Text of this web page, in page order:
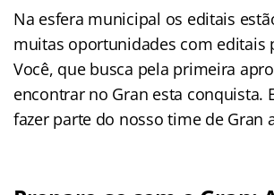
Na esfera municipal os editais
muitas oportunidades com editais
Você, que busca pela primeira
encontrar no Gran esta conquista.
fazer parte do nosso time de Gran